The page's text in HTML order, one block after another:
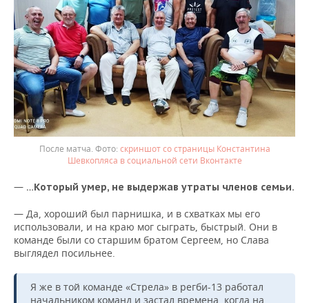
После матча.
скриншот со страницы Константина
Шевкопляса в социальной сети Вконтакте
— …Который умер, не выдержав утраты членов семьи.
— Да, хороший был парнишка, и в схватках мы его
использовали, и на краю мог сыграть, быстрый. Они в
команде были со старшим братом Сергеем, но Слава
выглядел посильнее.
Я же в той команде «Стрела» в регби-13 работал
начальником команд и застал времена, когда на